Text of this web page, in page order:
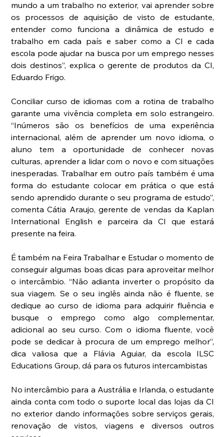
mundo a um trabalho no exterior, vai aprender sobre
os processos de aquisição de visto de estudante,
entender como funciona a dinâmica de estudo e
trabalho em cada país e saber como a CI e cada
escola pode ajudar na busca por um emprego nesses
dois destinos”, explica o gerente de produtos da CI,
Eduardo Frigo.
Conciliar curso de idiomas com a rotina de trabalho
garante uma vivência completa em solo estrangeiro.
“Inúmeros são os benefícios de uma experiência
internacional, além de aprender um novo idioma, o
aluno tem a oportunidade de conhecer novas
culturas, aprender a lidar com o novo e com situações
inesperadas. Trabalhar em outro país também é uma
forma do estudante colocar em prática o que está
sendo aprendido durante o seu programa de estudo”,
comenta Cátia Araujo, gerente de vendas da Kaplan
International English e parceira da CI que estará
presente na feira.
É também na Feira Trabalhar e Estudar o momento de
conseguir algumas boas dicas para aproveitar melhor
o intercâmbio. “Não adianta inverter o propósito da
sua viagem. Se o seu inglês ainda não é fluente, se
dedique ao curso de idioma para adquirir fluência e
busque o emprego como algo complementar,
adicional ao seu curso. Com o idioma fluente, você
pode se dedicar à procura de um emprego melhor”,
dica valiosa que a Flávia Aguiar, da escola ILSC
Educations Group, dá para os futuros intercambistas
No intercâmbio para a Austrália e Irlanda, o estudante
ainda conta com todo o suporte local das lojas da CI
no exterior dando informações sobre serviços gerais,
renovação de vistos, viagens e diversos outros